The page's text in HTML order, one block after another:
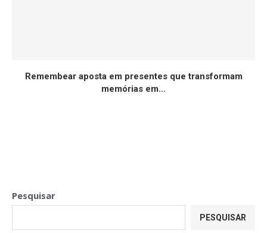
Remembear aposta em presentes que transformam
memórias em...
Pesquisar
PESQUISAR